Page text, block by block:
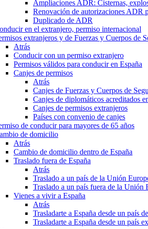
Ampliaciones ADR: Cisternas,
Renovación de autorizaciones ADR
Duplicado de ADR
en el extranjero, permiso internacional
extranjeros y de Fuerzas y Cuerpos de
Atrás
Conducir con un permiso extranjero
Permisos válidos para conducir en España
Canjes de permisos
Atrás
Canjes de Fuerzas y Cuerpos de
Canjes de diplomáticos acreditados
Canjes de permisos extranjeros
Países con convenio de canjes
de conducir para mayores de 65 años
de domicilio
Atrás
Cambio de domicilio dentro de España
Traslado fuera de España
Atrás
Traslado a un país de la Unión
Traslado a un país fuera de la Unión
Vienes a vivir a España
Atrás
Trasladarte a España desde un país
Trasladarte a España desde un país